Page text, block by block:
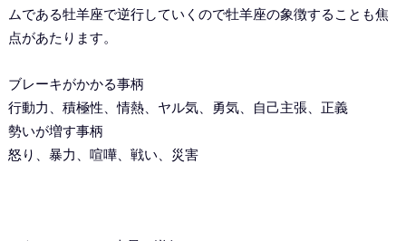
ムである牡羊座で逆行していくので牡羊座の象徴することも焦
点があたります。
ブレーキがかかる事柄
行動力、積極性、情熱、ヤル気、勇気、自己主張、正義
勢いが増す事柄
怒り、暴力、喧嘩、戦い、災害